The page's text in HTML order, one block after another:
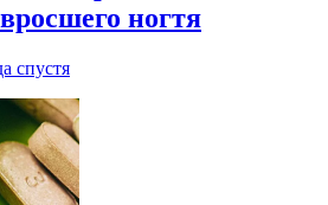
ногтя
спустя